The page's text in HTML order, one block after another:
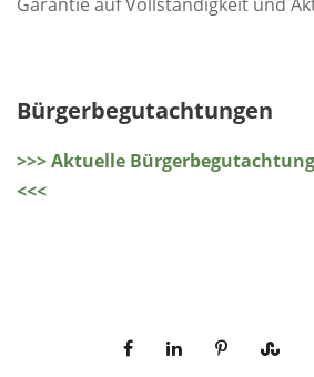
Bürgerbegutachtungen
>>> Aktuelle
<<<